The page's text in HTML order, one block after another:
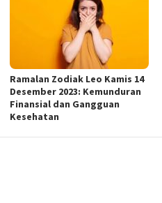
Ramalan Zodiak Leo Kamis 14
Desember 2023: Kemunduran
Finansial dan Gangguan
Kesehatan